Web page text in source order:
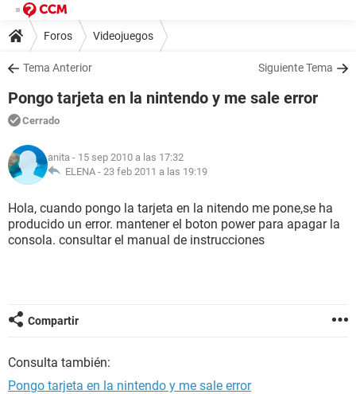
Foros Videojuegos
Tema Anterior Siguiente Tema
Pongo tarjeta en la nintendo y me sale error
Cerrado
anita - 15 sep 2010 a las 17:32
ELENA - 23 feb 2011 a las 19:19
Hola, cuando pongo la tarjeta en la nitendo me pone,se ha
producido un error. mantener el boton power para apagar la
consola. consultar el manual de instrucciones
Compartir
Consulta también:
Pongo tarjeta en la nintendo y me sale error